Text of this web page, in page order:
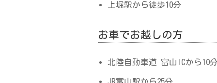
上堀駅から徒歩10分
お車でお越しの方
北陸自動車道 富山ICから10
JR富山駅から25分